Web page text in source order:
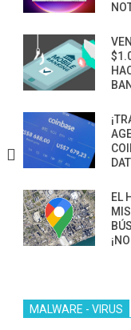
13 TÉCNICAS
PARA HACKEAR Y
NAVEGADORES DE IA
AGÉNTICA
EL
MALWARE - VIRUS